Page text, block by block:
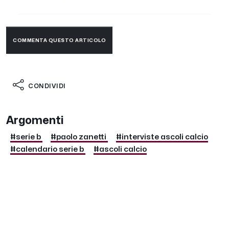
COMMENTA QUESTO ARTICOLO
CONDIVIDI
Argomenti
#serie b #paolo zanetti
#interviste ascoli calcio
#calendario serie b
#ascoli calcio